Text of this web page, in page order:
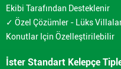
Ekibi Tarafından Desteklenir
✓ Özel Çözümler - Lüks
Konutlar Için Özelleştirilebilir
İster Standart Kelepçe